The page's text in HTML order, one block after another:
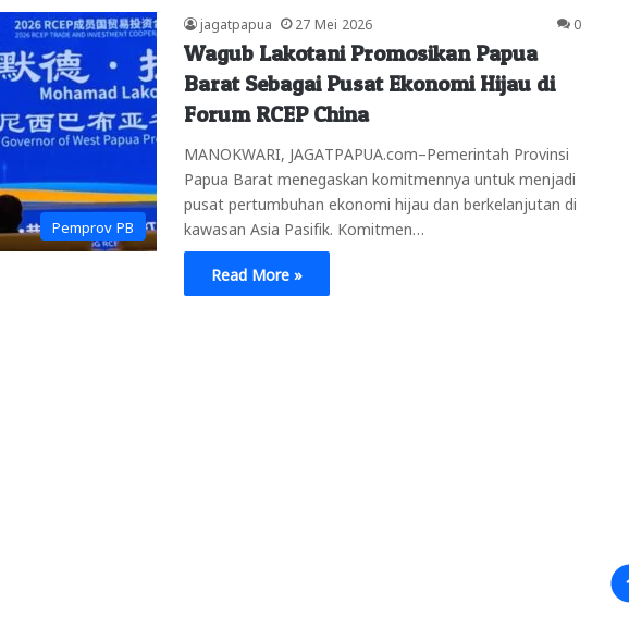
Pemprov PB
jagatpapua 27 Mei 2026 0
Wagub Lakotani Promosikan Papua
Barat Sebagai Pusat Ekonomi Hijau di
Forum RCEP China
MANOKWARI, JAGATPAPUA.com–Pemerintah Provinsi
Papua Barat menegaskan komitmennya untuk menjadi
pusat pertumbuhan ekonomi hijau dan berkelanjutan di
kawasan Asia Pasifik. Komitmen…
Read More »